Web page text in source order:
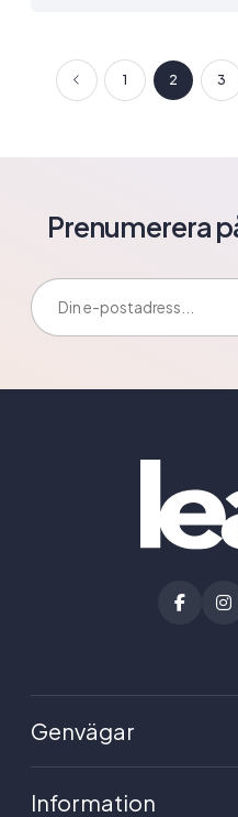
1 2 3
Prenumerera
Genvägar
Information